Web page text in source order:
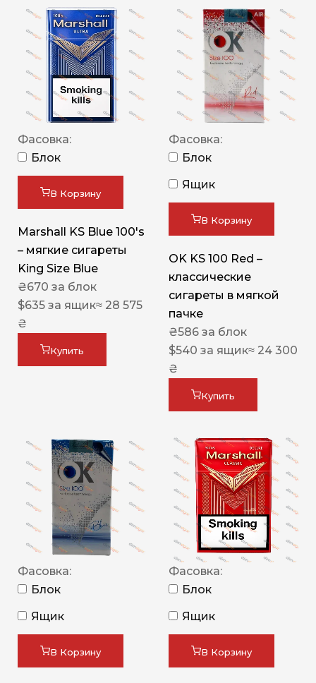
Фасовка:
Блок
В Корзину
Marshall KS Blue 100's
– мягкие сигареты
King Size Blue
₴670 за блок
$635 за ящик≈ 28 575
₴
Купить
Фасовка:
Блок
Ящик
В Корзину
OK KS 100 Red –
классические
сигареты в мягкой
пачке
₴586 за блок
$540 за ящик≈ 24 300
₴
Купить
Фасовка:
Блок
Ящик
В Корзину
Фасовка:
Блок
Ящик
В Корзину